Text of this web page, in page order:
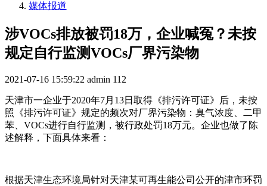
媒体报道
涉VOCs排放被罚18万，企业喊冤？未按
规定自行监测VOCs厂界污染物
2021-07-16 15:59:22 admin 112
天津市一企业于2020年7月13日取得《排污许可证》后，未按
照《排污许可证》规定的频次对厂界污染物：臭气浓度、二甲
苯、VOCs进行自行监测，被行政处罚18万元。企业也做了陈
述解释，下面具体来看：
根据天津生态环境局针对天津某可再生能公司公开的津市环罚